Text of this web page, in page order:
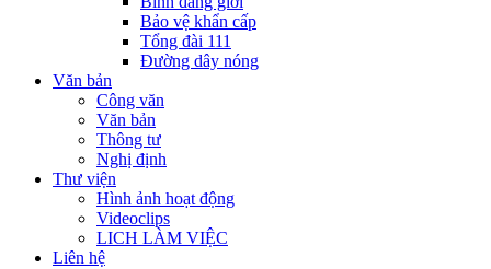
Bảo vệ khẩn cấp
Tổng đài 111
Đường dây nóng
Văn bản
Công văn
Văn bản
Thông tư
Nghị định
Thư viện
Hình ảnh hoạt động
Videoclips
LICH LÀM VIỆC
Liên hệ